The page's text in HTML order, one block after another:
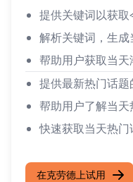
提供关键词以获
解析关键词，生
帮助用户获取当
提供最新热门话题
帮助用户了解当
快速获取当天热
在克劳德上试用